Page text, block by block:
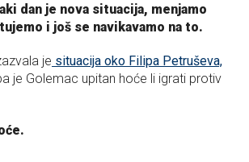
dan je nova situacija, menjamo
i još se navikavamo na to.
je situacija oko Filipa Petruševa,
je Golemac upitan hoće li igrati protiv